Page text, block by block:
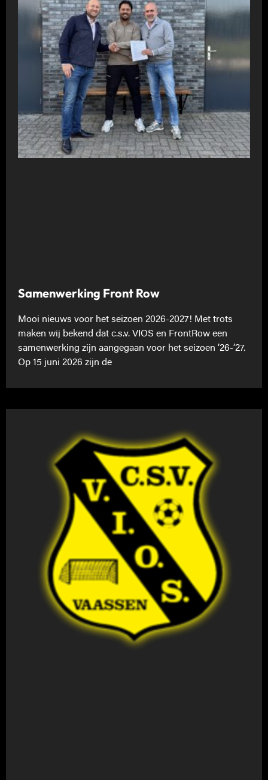
Samenwerking Front Row
Mooi nieuws voor het seizoen 2026-2027! Met trots
maken wij bekend dat c.s.v. VIOS en FrontRow een
samenwerking zijn aangegaan voor het seizoen ’26-’27.
Op 15 juni 2026 zijn de